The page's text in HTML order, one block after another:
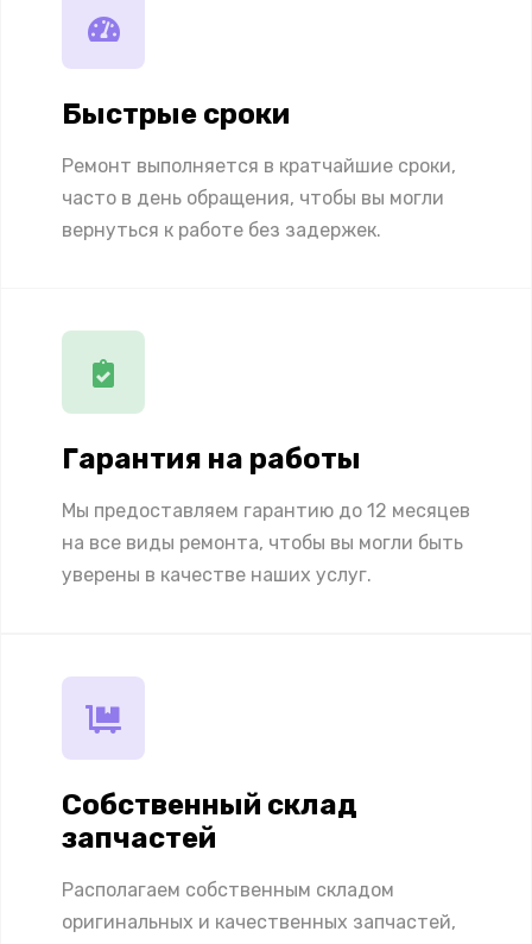
Быстрые сроки
Ремонт выполняется в кратчайшие сроки,
часто в день обращения, чтобы вы могли
вернуться к работе без задержек.
Гарантия на работы
Мы предоставляем гарантию до 12 месяцев
на все виды ремонта, чтобы вы могли быть
уверены в качестве наших услуг.
Собственный склад
запчастей
Располагаем собственным складом
оригинальных и качественных запчастей,